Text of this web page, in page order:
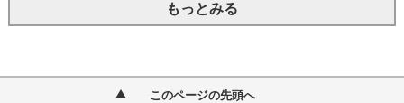
もっとみる
このページの先頭へ